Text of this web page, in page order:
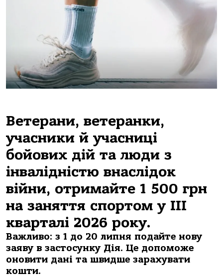
Ветерани, ветеранки,
учасники й учасниці
бойових дій та люди з
інвалідністю внаслідок
війни, отримайте 1 500 грн
на заняття спортом у III
кварталі 2026 року.
Важливо: з 1 до 20 липня подайте нову
заяву в застосунку Дія. Це допоможе
оновити дані та швидше зарахувати
кошти.